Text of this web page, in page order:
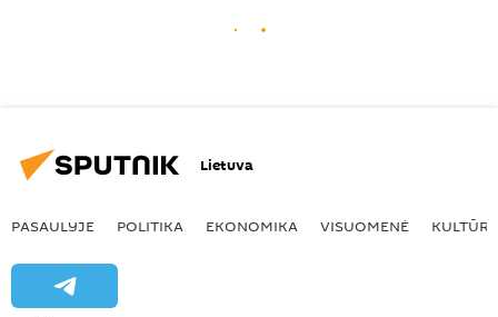
Lietuva
PASAULYJE POLITIKA EKONOMIKA VISUOMENĖ KULTŪRA